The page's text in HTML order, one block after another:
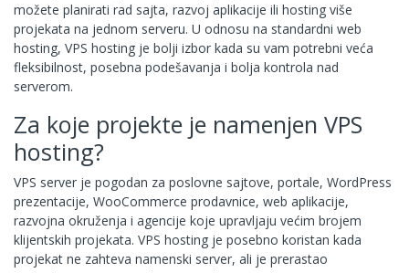
možete planirati rad sajta, razvoj aplikacije ili hosting više
projekata na jednom serveru. U odnosu na standardni web
hosting, VPS hosting je bolji izbor kada su vam potrebni veća
fleksibilnost, posebna podešavanja i bolja kontrola nad
serverom.
Za koje projekte je namenjen VPS
hosting?
VPS server je pogodan za poslovne sajtove, portale, WordPress
prezentacije, WooCommerce prodavnice, web aplikacije,
razvojna okruženja i agencije koje upravljaju većim brojem
klijentskih projekata. VPS hosting je posebno koristan kada
projekat ne zahteva namenski server, ali je prerastao